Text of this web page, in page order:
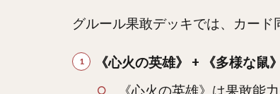
グルール果敢デッキでは、カー
《心火の英雄》 + 《多様な鼠
《心火の英雄》は果敢能